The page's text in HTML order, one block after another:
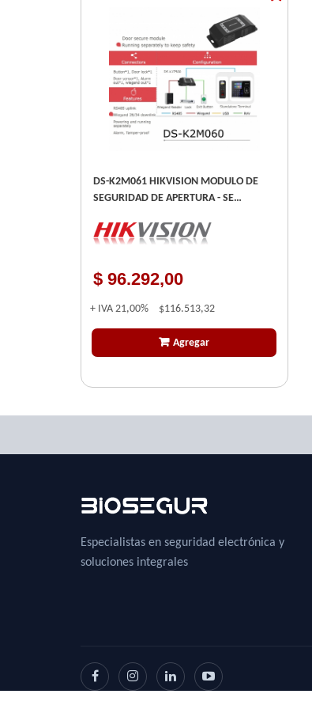
DS-K2M061 HIKVISION MODULO DE
SEGURIDAD DE APERTURA - SE
DE LA TERMINAL DE ACCESO Y LA
$ 96.292,00
+ IVA21,00% $116.513,32
Agregar
Especialistas en seguridad electrónica y
soluciones integrales